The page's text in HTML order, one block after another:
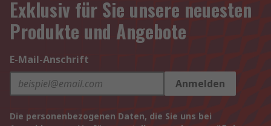
Exklusiv für Sie unsere neuesten
Produkte und Angebote
E-Mail-Anschrift
Anmelden
Die personenbezogenen Daten, die Sie uns bei